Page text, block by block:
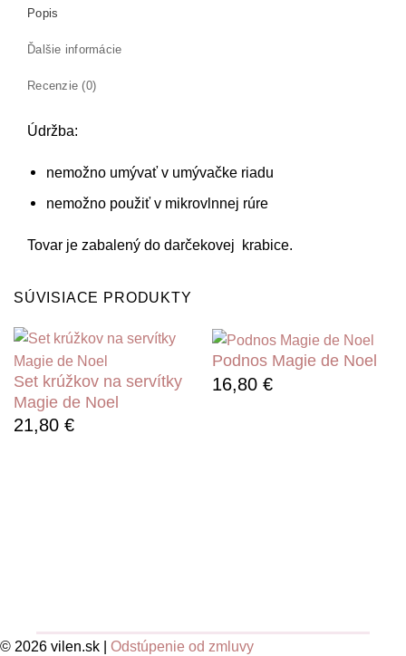
Popis
Ďalšie informácie
Recenzie (0)
Údržba:
nemožno umývať v umývačke riadu
nemožno použiť v mikrovlnnej rúre
Tovar je zabalený do darčekovej krabice.
SÚVISIACE PRODUKTY
Set krúžkov na servítky
Magie de Noel
21,80 €
Podnos Magie de Noel
16,80 €
© 2026 vilen.sk | Odstúpenie od zmluvy